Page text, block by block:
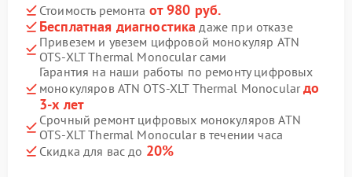
Стоимость ремонта от 980 руб.
Бесплатная диагностика даже при отказе
Привезем и увезем цифровой монокуляр ATN
OTS‑XLT Thermal Monocular сами
Гарантия на наши работы по ремонту цифровых
монокуляров ATN OTS‑XLT Thermal Monocularдо
3-х лет
Срочный ремонт цифровых монокуляров ATN
OTS‑XLT Thermal Monocular в течении часа
Скидка для вас до 20%